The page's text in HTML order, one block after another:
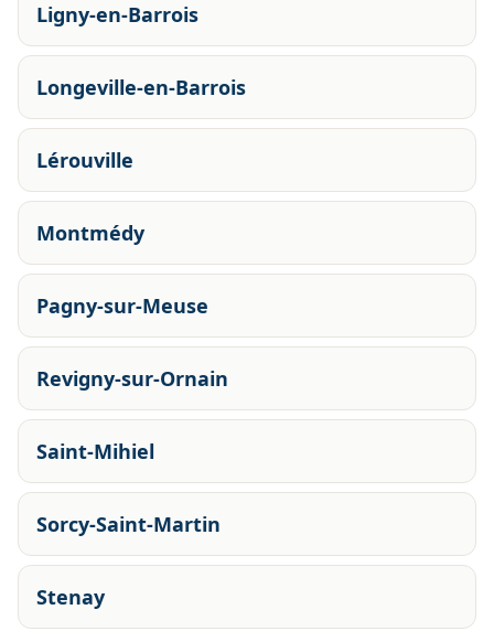
Ligny-en-Barrois
Longeville-en-Barrois
Lérouville
Montmédy
Pagny-sur-Meuse
Revigny-sur-Ornain
Saint-Mihiel
Sorcy-Saint-Martin
Stenay